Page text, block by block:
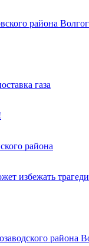
района
газа
района
избежать
района